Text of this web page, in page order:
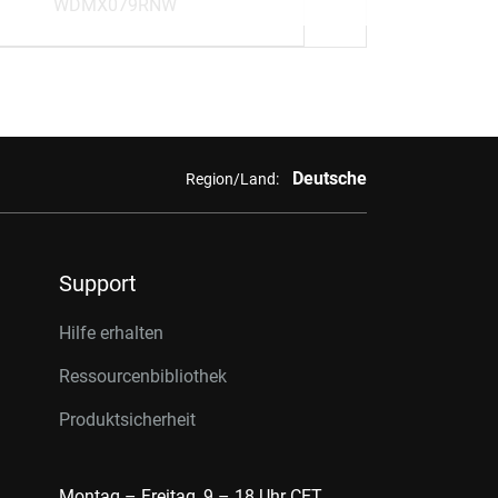
WDMX079RNW
Region/Land: Deutsche
Support
Hilfe erhalten
Ressourcenbibliothek
Produktsicherheit